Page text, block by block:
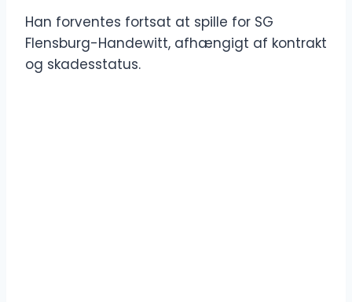
Han forventes fortsat at spille for SG
Flensburg-Handewitt, afhængigt af kontrakt
og skadesstatus.